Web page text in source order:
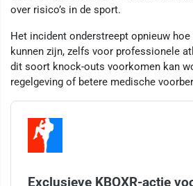
over risico’s in de sport.
Het incident onderstreept opnieuw
kunnen zijn, zelfs voor professionele
dit soort knock-outs voorkomen kan
regelgeving of betere medische
Exclusieve KBOXR-actie